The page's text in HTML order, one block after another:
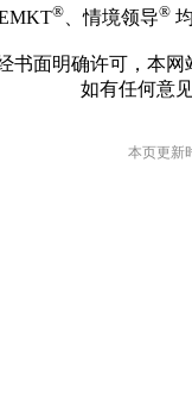
EMKT® 、情境领导®
书面明确许可，本
如有任何意
本页更新